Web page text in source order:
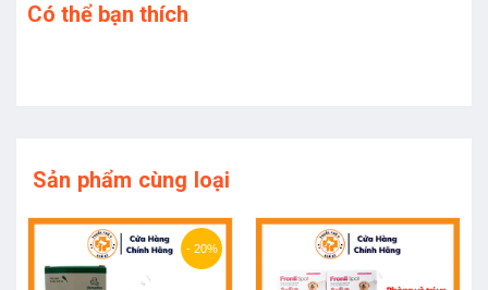
Có thể bạn thích
Sản phẩm cùng loại
- 20%